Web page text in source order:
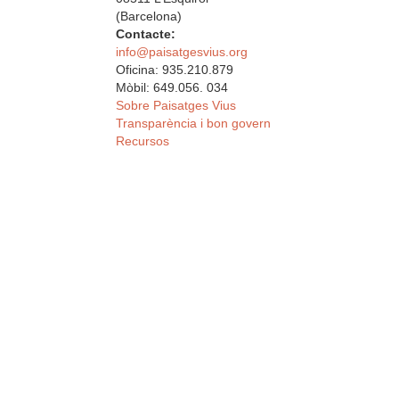
(Barcelona)
Contacte:
info@paisatgesvius.org
Oficina: 935.210.879
Mòbil: 649.056. 034
Sobre Paisatges Vius
Transparència i bon govern
Recursos